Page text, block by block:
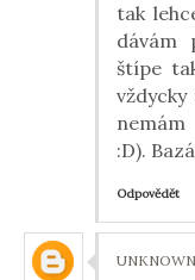
tak
dávám
štípe
:D).
Odpovědět
UNKNOWN